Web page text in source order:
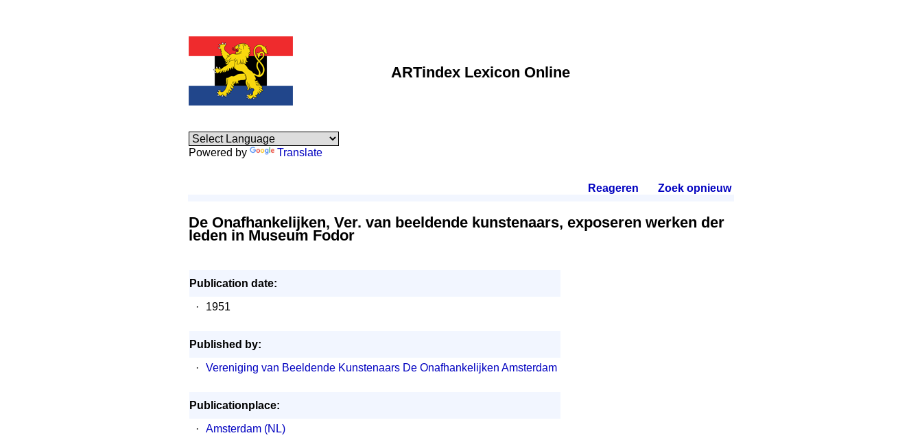
ARTindex Lexicon Online
Powered by Translate
Reageren Zoek opnieuw.
De Onafhankelijken, Ver. van beeldende kunstenaars, exposeren werken der
leden in Museum Fodor
Publication date:
·
1951
Published by:
·
Vereniging van Beeldende Kunstenaars De Onafhankelijken Amsterdam
Publicationplace:
·
Amsterdam (NL)